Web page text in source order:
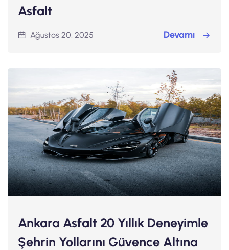
Asfalt
Ağustos 20, 2025 Devamı
Ankara Asfalt 20 Yıllık Deneyimle
Şehrin Yollarını Güvence Altına